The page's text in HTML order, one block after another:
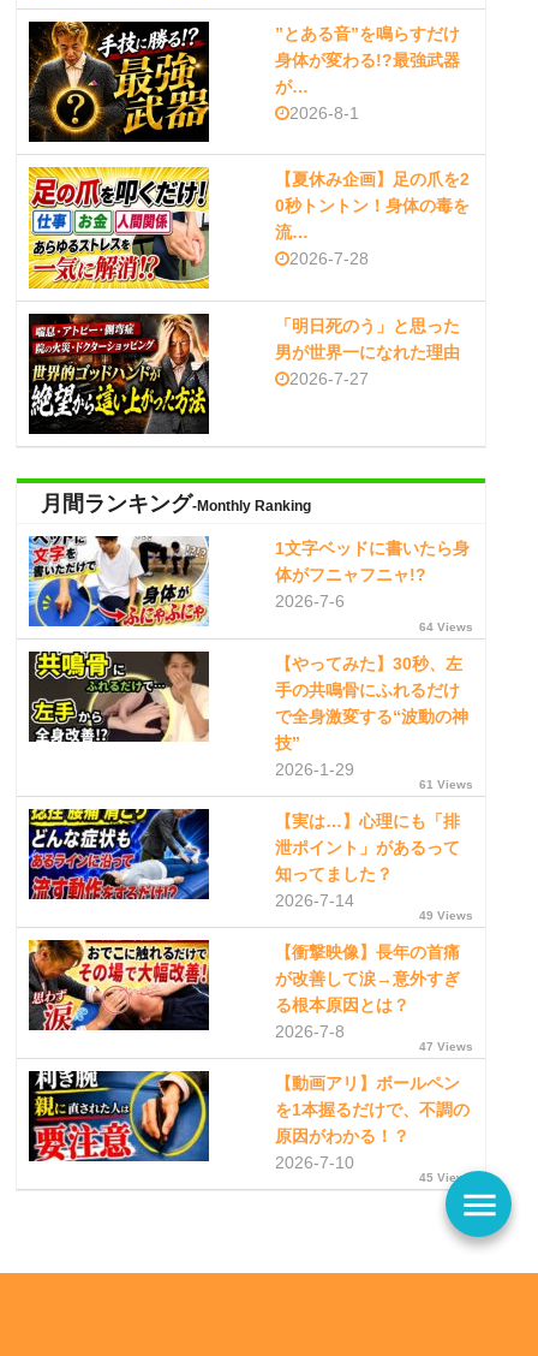
”とある音”を鳴らすだけ
身体が変わる!?最強武器
が…
2026-8-1
【夏休み企画】足の爪を2
0秒トントン！身体の毒を
流…
2026-7-28
「明日死のう」と思った
男が世界一になれた理由
2026-7-27
月間ランキング-Monthly Ranking
1文字ベッドに書いたら身
体がフニャフニャ!?
2026-7-6
64 Views
【やってみた】30秒、左
手の共鳴骨にふれるだけ
で全身激変する“波動の神
技”
2026-1-29
61 Views
【実は…】心理にも「排
泄ポイント」があるって
知ってました？
2026-7-14
49 Views
【衝撃映像】長年の首痛
が改善して涙→意外すぎ
る根本原因とは？
2026-7-8
47 Views
【動画アリ】ボールペン
を1本握るだけで、不調の
原因がわかる！？
2026-7-10
45 Views
menu